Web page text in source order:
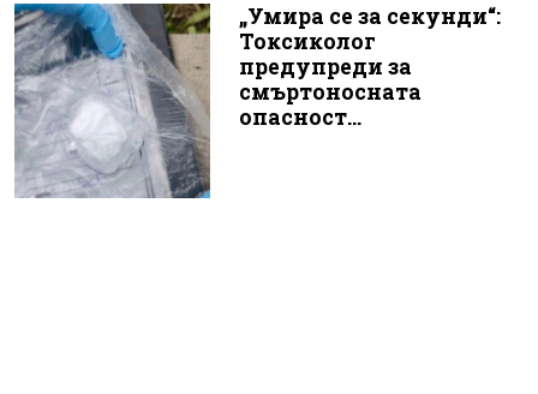
„Умира се за секунди“:
Токсиколог
предупреди за
смъртоносната
опасност...